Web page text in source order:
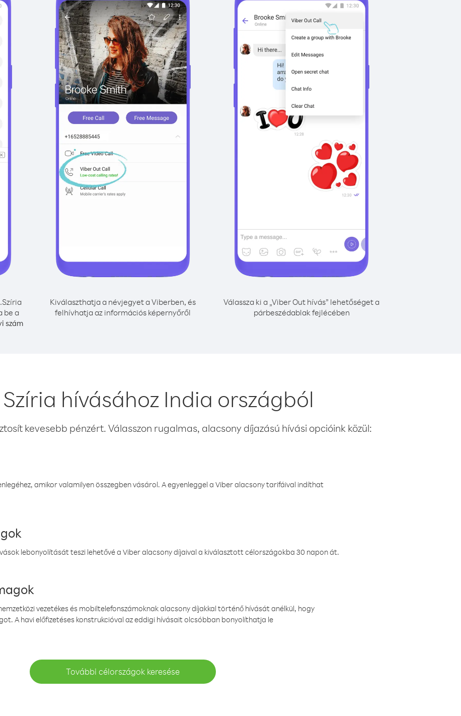
Szíria
be a
szám
Kiválaszthatja a névjegyet a Viberben, és
felhívhatja az információs képernyőről
Válassza ki a „Viber Out hívás” lehetőséget a
párbeszédablak fejlécében
hívásához India országból
kevesebb pénzért. Válasszon rugalmas, alacsony díjazású hívási opcióink közül:
amikor valamilyen összegben vásárol. A egyenleggel a Viber alacsony tarifáival indíthat
lebonyolítását teszi lehetővé a Viber alacsony díjaival a kiválasztott célországokba 30 napon át.
vezetékes és mobiltelefonszámoknak alacsony díjakkal történő hívását anélkül, hogy
A havi előfizetéses konstrukcióval az eddigi hívásait olcsóbban bonyolíthatja le
További célországok keresése